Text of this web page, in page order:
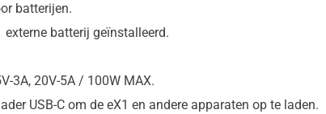
batterijen.
externe batterij geïnstalleerd.
3A, 20V-5A / 100W MAX.
USB-C om de eX1 en andere apparaten op te laden.